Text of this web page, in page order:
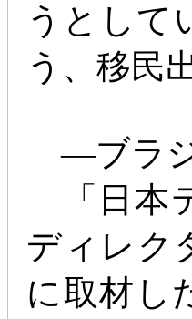
うとして
う、移民
―ブラジ
「日本
ディレク
に取材し